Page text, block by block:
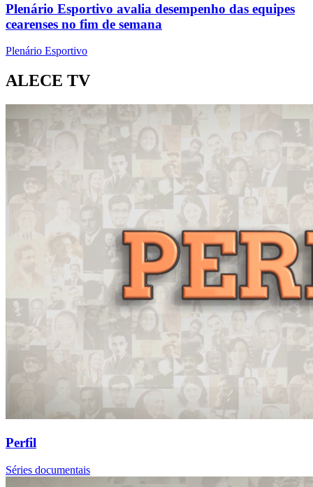
Plenário Esportivo avalia desempenho das equipes
cearenses no fim de semana
Plenário Esportivo
ALECE TV
Perfil
Séries documentais